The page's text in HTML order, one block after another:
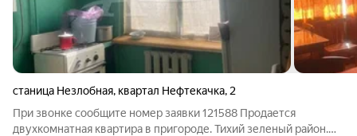
станица Незлобная, квартал Нефтекачка, 2
При звонке сообщите номер заявки 121588 Продается
двухкомнатная квартира в пригороде. Тихий зеленый район.